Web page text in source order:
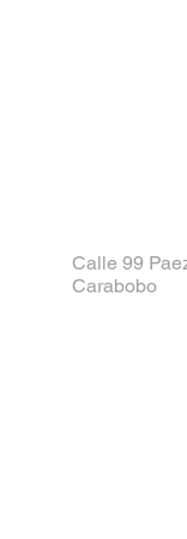
Calle 99
Carabobo